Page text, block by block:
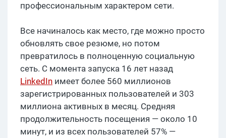
профессиональным характером сети.
Все начиналось как место, где можно просто
обновлять свое резюме, но потом
превратилось в полноценную социальную
сеть. С момента запуска 16 лет назад
LinkedIn имеет более 560 миллионов
зарегистрированных пользователей и 303
миллиона активных в месяц. Средняя
продолжительность посещения — около 10
минут, и из всех пользователей 57% —